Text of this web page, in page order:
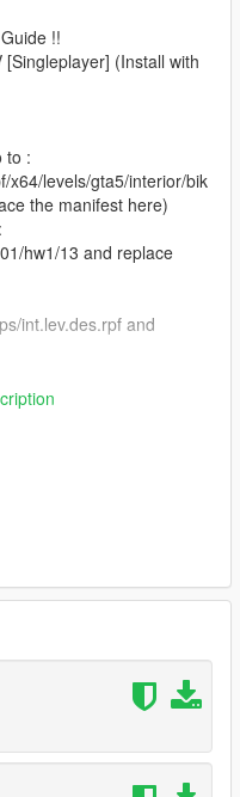
!!
(Install with
to :
x64/levels/gta5/interior/bik
the manifest here)
hw1/13 and replace
int.lev.des.rpf and
levels/gta5/citye/holly